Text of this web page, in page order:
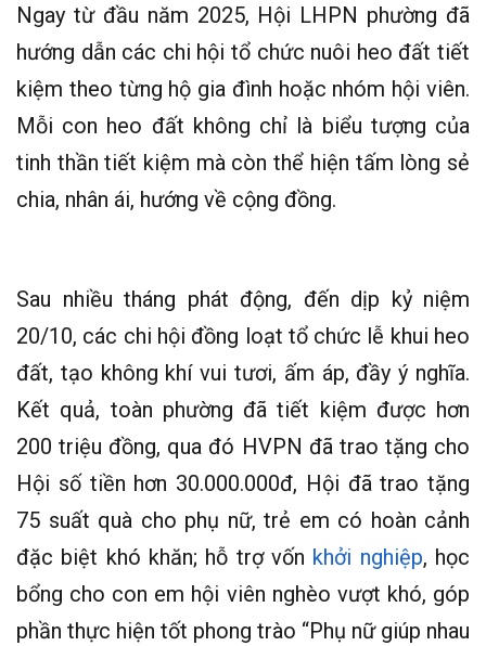
Ngay từ đầu năm 2025, Hội LHPN phường đã
hướng dẫn các chi hội tổ chức nuôi heo đất tiết
kiệm theo từng hộ gia đình hoặc nhóm hội viên.
Mỗi con heo đất không chỉ là biểu tượng của
tinh thần tiết kiệm mà còn thể hiện tấm lòng sẻ
chia, nhân ái, hướng về cộng đồng.
Sau nhiều tháng phát động, đến dịp kỷ niệm
20/10, các chi hội đồng loạt tổ chức lễ khui heo
đất, tạo không khí vui tươi, ấm áp, đầy ý nghĩa.
Kết quả, toàn phường đã tiết kiệm được hơn
200 triệu đồng, qua đó HVPN đã trao tặng cho
Hội số tiền hơn 30.000.000đ, Hội đã trao tặng
75 suất quà cho phụ nữ, trẻ em có hoàn cảnh
đặc biệt khó khăn; hỗ trợ vốn khởi nghiệp, học
bổng cho con em hội viên nghèo vượt khó, góp
phần thực hiện tốt phong trào “Phụ nữ giúp nhau